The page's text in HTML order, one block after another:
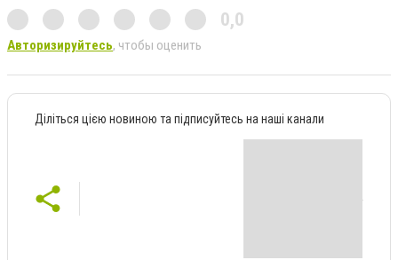
0,0
Авторизируйтесь, чтобы оценить
Діліться цією новиною та підписуйтесь на наші канали